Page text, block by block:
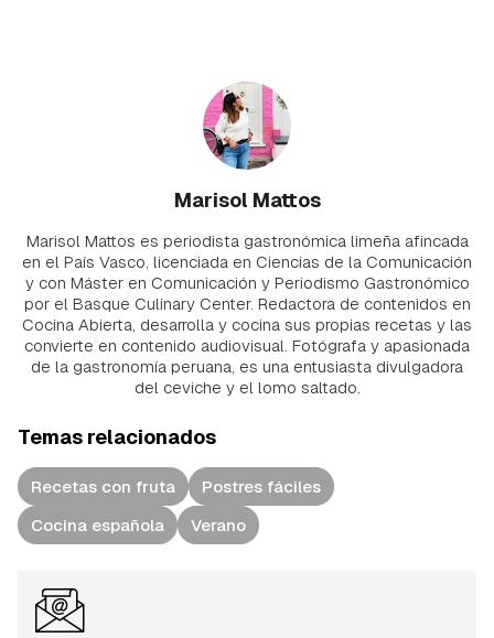
Marisol Mattos
Marisol Mattos es periodista gastronómica limeña afincada
en el País Vasco, licenciada en Ciencias de la Comunicación
y con Máster en Comunicación y Periodismo Gastronómico
por el Basque Culinary Center. Redactora de contenidos en
Cocina Abierta, desarrolla y cocina sus propias recetas y las
convierte en contenido audiovisual. Fotógrafa y apasionada
de la gastronomía peruana, es una entusiasta divulgadora
del ceviche y el lomo saltado.
Temas relacionados
Recetas con fruta
Postres fáciles
Cocina española
Verano